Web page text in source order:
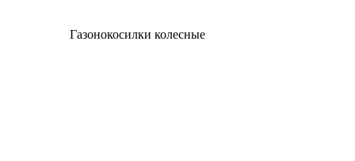
Газонокосилки колесные